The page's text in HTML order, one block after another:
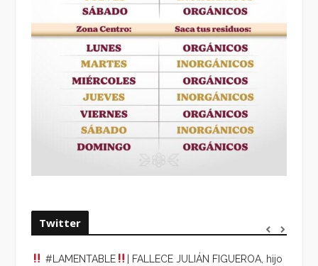
Twitter
#LAMENTABLE
| FALLECE JULIÁN FIGUEROA, hijo